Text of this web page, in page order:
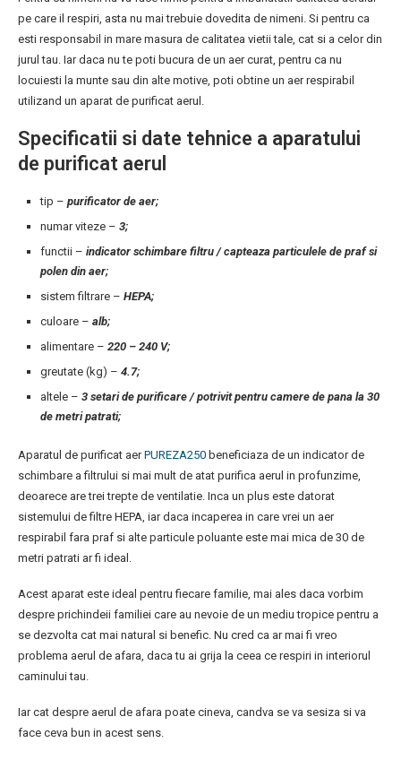
pe care il respiri, asta nu mai trebuie dovedita de nimeni. Si pentru ca
esti responsabil in mare masura de calitatea vietii tale, cat si a celor din
jurul tau. Iar daca nu te poti bucura de un aer curat, pentru ca nu
locuiesti la munte sau din alte motive, poti obtine un aer respirabil
utilizand un aparat de purificat aerul.
Specificatii si date tehnice a aparatului
de purificat aerul
tip – purificator de aer;
numar viteze – 3;
functii – indicator schimbare filtru / capteaza particulele de praf si
polen din aer;
sistem filtrare – HEPA;
culoare – alb;
alimentare – 220 – 240 V;
greutate (kg) – 4.7;
altele – 3 setari de purificare / potrivit pentru camere de pana la 30
de metri patrati;
Aparatul de purificat aerPUREZA250 beneficiaza de un indicator de
schimbare a filtrului si mai mult de atat purifica aerul in profunzime,
deoarece are trei trepte de ventilatie. Inca un plus este datorat
sistemului de filtre HEPA, iar daca incaperea in care vrei un aer
respirabil fara praf si alte particule poluante este mai mica de 30 de
metri patrati ar fi ideal.
Acest aparat este ideal pentru fiecare familie, mai ales daca vorbim
despre prichindeii familiei care au nevoie de un mediu tropice pentru a
se dezvolta cat mai natural si benefic. Nu cred ca ar mai fi vreo
problema aerul de afara, daca tu ai grija la ceea ce respiri in interiorul
caminului tau.
Iar cat despre aerul de afara poate cineva, candva se va sesiza si va
face ceva bun in acest sens.